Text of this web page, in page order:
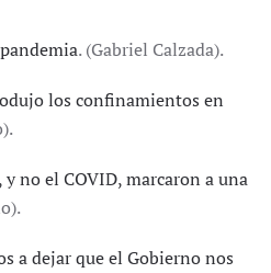
. (Gabriel Calzada).
los confinamientos en
no el COVID, marcaron a una
a dejar que el Gobierno nos